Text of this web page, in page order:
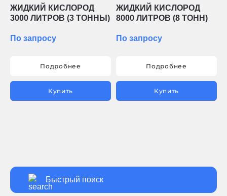
ЖИДКИЙ КИСЛОРОД
3000 ЛИТРОВ (3 ТОННЫ)
По запросу
Подробнее
Купить
ЖИДКИЙ КИСЛОРОД
8000 ЛИТРОВ (8 ТОНН)
По запросу
Подробнее
Купить